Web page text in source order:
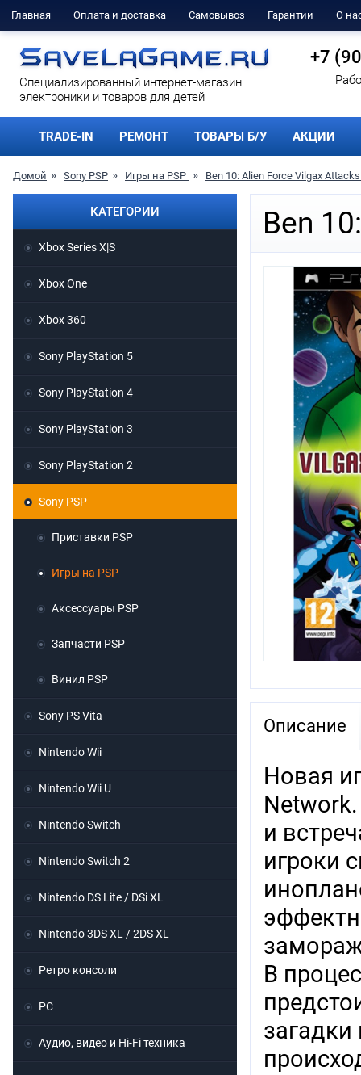
Главная Оплата и доставка Самовывоз Гарантии О
Cпециализированный интернет-магазин
электроники и товаров для детей
+7
TRADE-IN РЕМОНТ ТОВАРЫ Б/У АКЦИИ
Домой Sony PSP Игры на PSP Ben 10: Alien Force Vilgax
Ben
Описание
Новая
и
игроки
В
КАТЕГОРИИ
Xbox Series X|S
Xbox One
Xbox 360
Sony PlayStation 5
Sony PlayStation 4
Sony PlayStation 3
Sony PlayStation 2
Sony PSP
Приставки PSP
Игры на PSP
Аксессуары PSP
Запчасти PSP
Винил PSP
Sony PS Vita
Nintendo Wii
Nintendo Wii U
Nintendo Switch
Nintendo Switch 2
Nintendo DS Lite / DSi XL
Nintendo 3DS XL / 2DS XL
Ретро консоли
PC
Аудио, видео и Hi-Fi техника